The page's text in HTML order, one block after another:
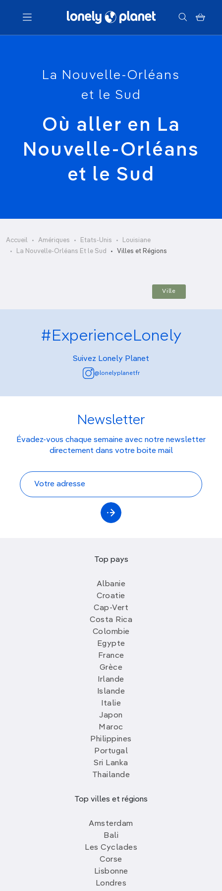
Menu
Votre recherche
La Nouvelle-Orléans
et le Sud
Où aller en La
Nouvelle-Orléans
et le Sud
Accueil Amériques Etats-Unis
Louisiane
La Nouvelle-Orléans Et le Sud
Villes et Régions
Ville
Nouvelle-Orléans
#ExperienceLonely
Suivez Lonely Planet
@lonelyplanetfr
Newsletter
Évadez-vous chaque semaine avec notre newsletter
directement dans votre boite mail
Top pays
Albanie
Croatie
Cap-Vert
Costa Rica
Colombie
Egypte
France
Grèce
Irlande
Islande
Italie
Japon
Maroc
Philippines
Portugal
Sri Lanka
Thailande
Top villes et régions
Amsterdam
Bali
Les Cyclades
Corse
Lisbonne
Londres